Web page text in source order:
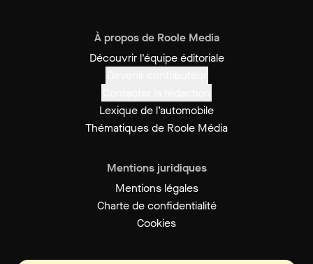
À propos de Roole Media
Découvrir l'équipe éditoriale
Lexique de l’automobile
Thématiques de Roole Média
Mentions juridiques
Mentions légales
Charte de confidentialité
Cookies